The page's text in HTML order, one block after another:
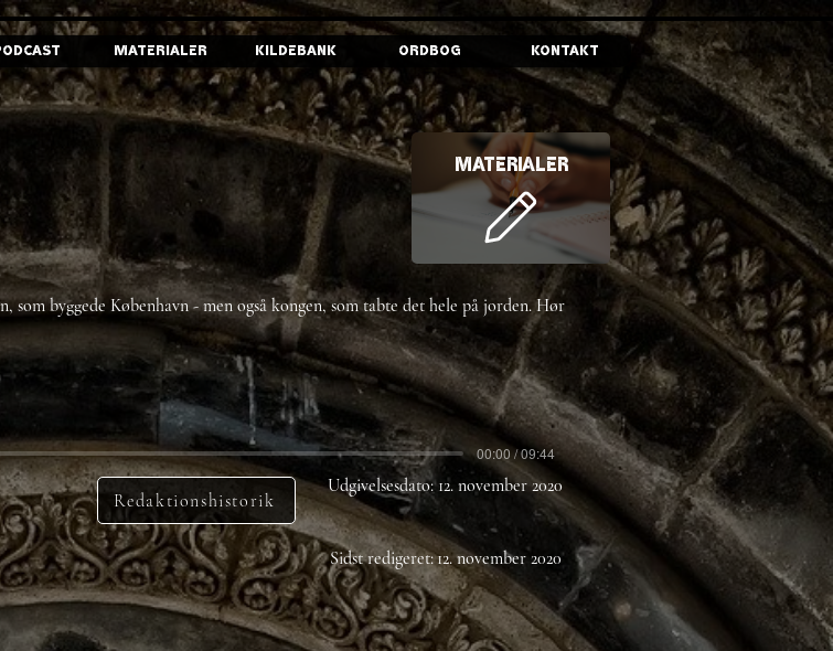
Materialer Kildebank Ordbog Kontakt
Materialer
som byggede København - men også kongen, som tabte det hele på jorden. Hør
00:00 / 09:44
Redaktionshistorik
Udgivelsesdato:12. november 2020
Sidst redigeret:12. november 2020